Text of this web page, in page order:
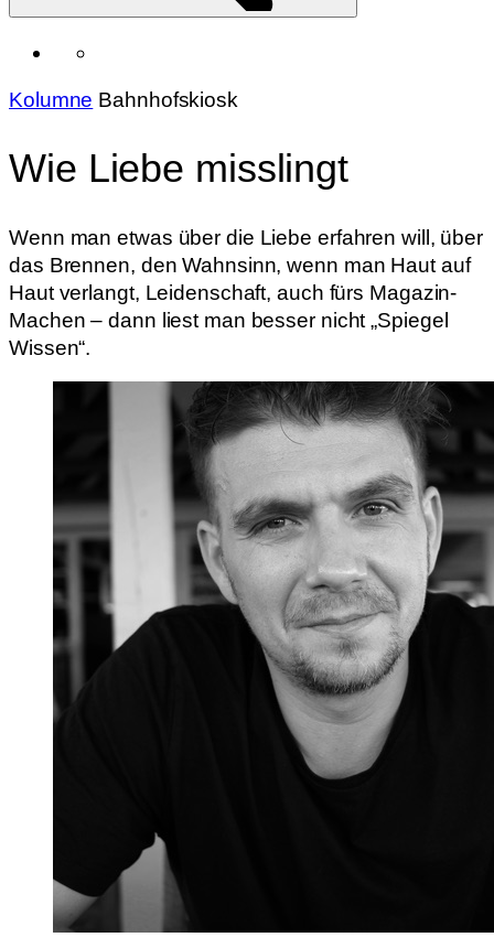
Kolumne Bahnhofskiosk
Wie Liebe misslingt
Wenn man etwas über die Liebe erfahren will, über
das Brennen, den Wahnsinn, wenn man Haut auf
Haut verlangt, Leidenschaft, auch fürs Magazin-
Machen – dann liest man besser nicht „Spiegel
Wissen“.